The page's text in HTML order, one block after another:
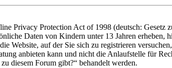
Privacy Protection Act of 1998 (deutsch:
Daten von Kindern unter 13 Jahren
Website, auf der Sie sich zu registrieren
anbieten kann und nicht die Anlaufstelle für
diesem Forum gibt?“ behandelt werden.